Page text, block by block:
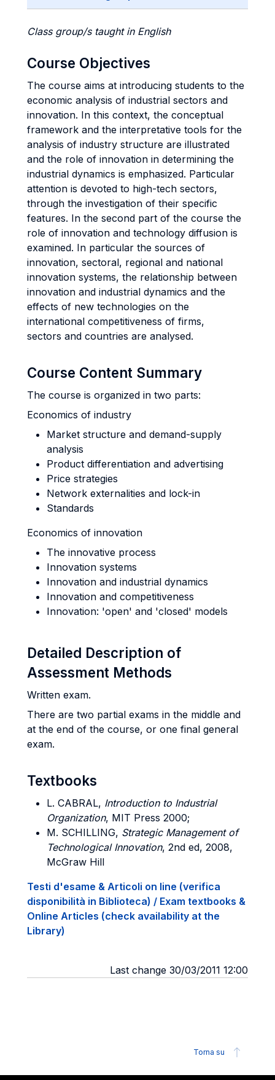
Class group/s taught in English
Course Objectives
The course aims at introducing students to the
economic analysis of industrial sectors and
innovation. In this context, the conceptual
framework and the interpretative tools for the
analysis of industry structure are illustrated
and the role of innovation in determining the
industrial dynamics is emphasized. Particular
attention is devoted to high-tech sectors,
through the investigation of their specific
features. In the second part of the course the
role of innovation and technology diffusion is
examined. In particular the sources of
innovation, sectoral, regional and national
innovation systems, the relationship between
innovation and industrial dynamics and the
effects of new technologies on the
international competitiveness of firms,
sectors and countries are analysed.
Course Content Summary
The course is organized in two parts:
Economics of industry
Market structure and demand-supply
analysis
Product differentiation and advertising
Price strategies
Network externalities and lock-in
Standards
Economics of innovation
The innovative process
Innovation systems
Innovation and industrial dynamics
Innovation and competitiveness
Innovation: 'open' and 'closed' models
Detailed Description of
Assessment Methods
Written exam.
There are two partial exams in the middle and
at the end of the course, or one final general
exam.
Textbooks
L. CABRAL, Introduction to Industrial
Organization, MIT Press 2000;
M. SCHILLING, Strategic Management of
Technological Innovation, 2nd ed, 2008,
McGraw Hill
Testi d'esame & Articoli on line (verifica
disponibilità in Biblioteca) / Exam textbooks &
Online Articles (check availability at the
Library)
Last change 30/03/2011 12:00
Torna su